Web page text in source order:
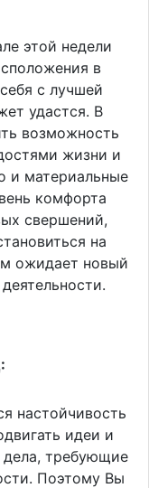
этой недели
в
с лучшей
удастся. В
возможность
жизни и
и материальные
комфорта
свершений,
на
ожидает новый
настойчивость
идеи и
дела, требующие
Поэтому Вы